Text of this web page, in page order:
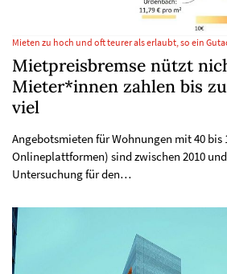
Mieten zu hoch und oft teurer als erlaubt, so ein
Mietpreisbremse nützt
Mieter*innen zahlen bis
viel
Angebotsmieten für Wohnungen mit 40 bis
Onlineplattformen) sind zwischen 2010
Untersuchung für den…